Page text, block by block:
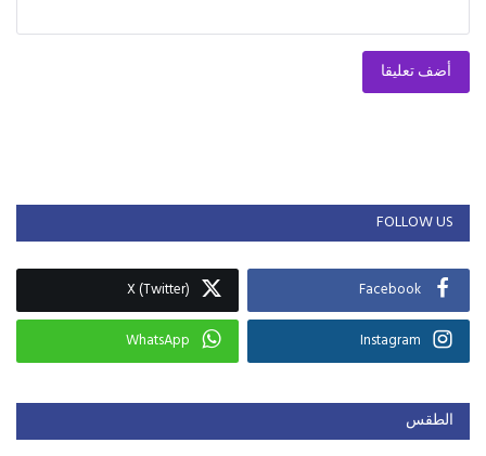
أضف تعليقا
FOLLOW US
Facebook
X (Twitter)
Instagram
WhatsApp
الطقس